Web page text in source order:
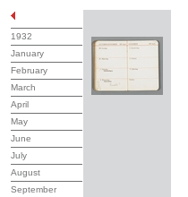
1932
January
February
March
April
May
June
July
August
September